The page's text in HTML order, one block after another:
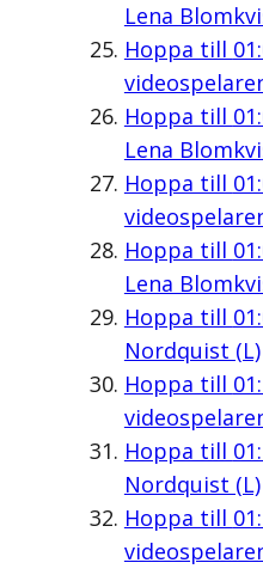
Lena
Hoppa till
Hoppa till
Lena
Hoppa till
Hoppa till
Lena
Hoppa till
Nordquist (L)
Hoppa till
Hoppa till
Nordquist (L)
Hoppa till